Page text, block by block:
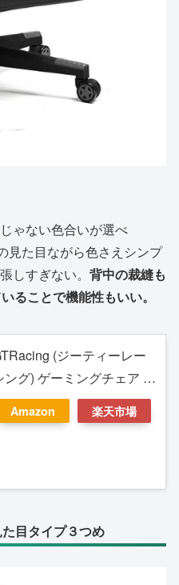
ゃない色合いが選べ
見た目ながら色さえシンプ
しすぎない。 背中の裁縫も
ることで機能性もいい。
(ジーティーレー
ング) ゲーミングチェア 白
スク pcチェア 椅子 テレワ
ク 145°リクライニング オ
ポケットコイルが内蔵
GTP900-WHITE
Amazon 楽天市場
目タイプ３つめ